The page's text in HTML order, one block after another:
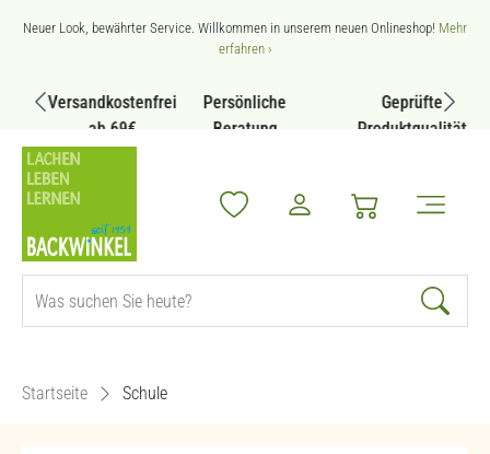
Zum Hauptinhalt springen
Neuer Look, bewährter Service. Willkommen in unserem neuen Onlineshop! Mehr
erfahren ›
Versandkostenfrei
ab 69€
Persönliche
Beratung
Geprüfte
Produktqualität
Startseite Schule